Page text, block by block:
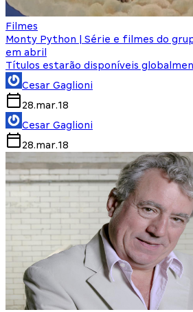
Filmes
Monty Python | Série e filmes do
em abril
Títulos estarão disponíveis
Cesar Gaglioni
28.mar.18
Cesar Gaglioni
28.mar.18